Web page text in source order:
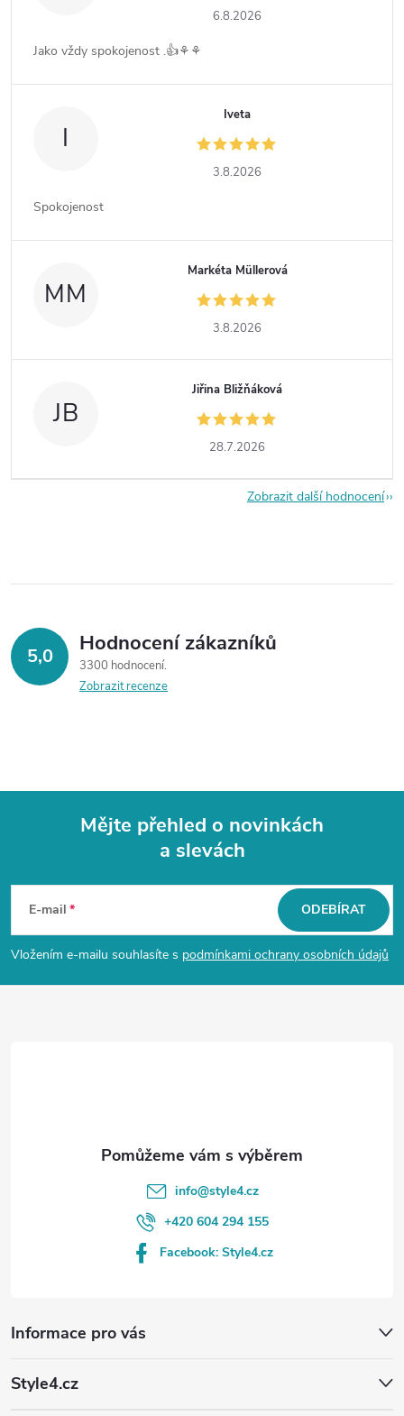
6.8.2026
Jako vždy spokojenost .👍⚘️⚘️
I
Iveta
3.8.2026
Spokojenost
MM
Markéta Müllerová
3.8.2026
JB
Jiřina Bližňáková
28.7.2026
Zobrazit další hodnocení
5,0 Hodnocení zákazníků
3300 hodnocení
Zobrazit recenze
p
a
Mějte přehled o novinkách
a slevách
E-mail
Vložením e-mailu souhlasíte s podmínkami ochrany osobních údajů
ODEBÍRAT
Informace pro vás
Style4.cz
info@style4.cz
+420 604 294 155
Facebook: Style4.cz